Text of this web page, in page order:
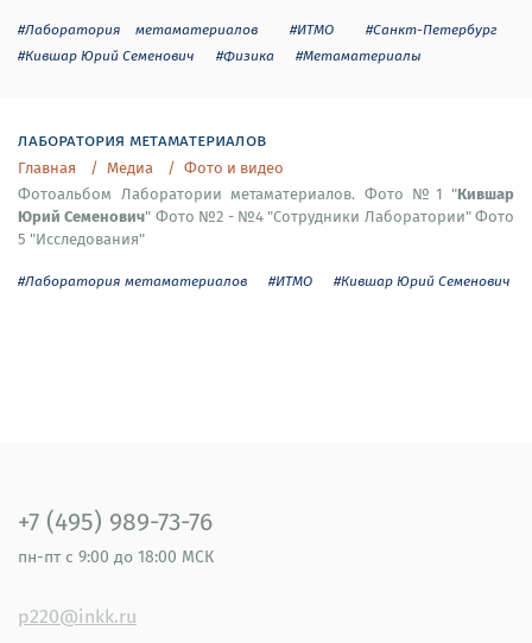
#Лаборатория метаматериалов #ИТМО
#Санкт-Петербург
#Кившар Юрий Семенович
#Физика #Метаматериалы
лаборатория метаматериалов
Главная Медиа
Фото и видео
Фотоальбом Лаборатории метаматериалов. Фото №1 "Кившар
Юрий Семенович" Фото №2 - №4 "Сотрудники Лаборатории" Фото
5 "Исследования"
#Лаборатория метаматериалов #ИТМО #Кившар Юрий Семенович
+7 (495) 989-73-76
пн-пт с 9:00 до 18:00 МСК
p220@inkk.ru